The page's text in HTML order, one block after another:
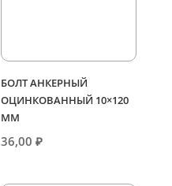
БОЛТ АНКЕРНЫЙ
ОЦИНКОВАННЫЙ 10×120
ММ
36,00₽